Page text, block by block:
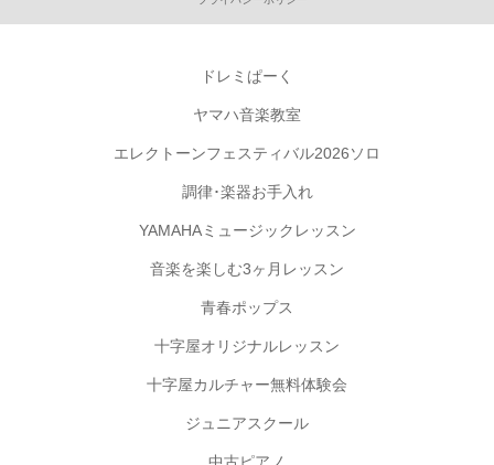
ドレミぱーく
ヤマハ音楽教室
エレクトーンフェスティバル2026ソロ
調律･楽器お手入れ
YAMAHAミュージックレッスン
音楽を楽しむ3ヶ月レッスン
青春ポップス
十字屋オリジナルレッスン
十字屋カルチャー無料体験会
ジュニアスクール